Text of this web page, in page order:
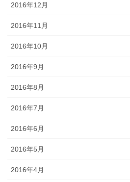
2016年12月
2016年11月
2016年10月
2016年9月
2016年8月
2016年7月
2016年6月
2016年5月
2016年4月